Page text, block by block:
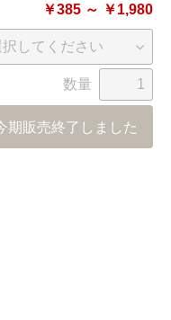
￥385 ～ ￥1,980
数量
期販売終了しました